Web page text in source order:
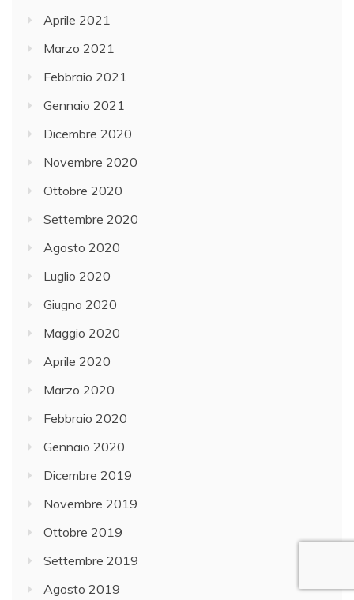
Aprile 2021
Marzo 2021
Febbraio 2021
Gennaio 2021
Dicembre 2020
Novembre 2020
Ottobre 2020
Settembre 2020
Agosto 2020
Luglio 2020
Giugno 2020
Maggio 2020
Aprile 2020
Marzo 2020
Febbraio 2020
Gennaio 2020
Dicembre 2019
Novembre 2019
Ottobre 2019
Settembre 2019
Agosto 2019